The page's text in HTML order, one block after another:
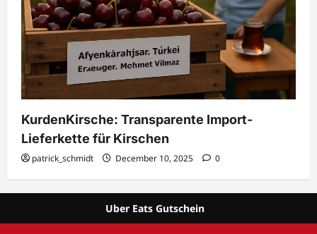
KurdenKirsche: Transparente Import-
Lieferkette für Kirschen
patrick_schmidt December 10, 2025 0
Uber Eats Gutschein